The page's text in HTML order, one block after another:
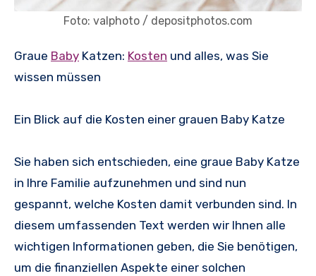
Foto: valphoto / depositphotos.com
Graue Baby Katzen: Kosten und alles, was Sie
wissen müssen
Ein Blick auf die Kosten einer grauen Baby Katze
Sie haben sich entschieden, eine graue Baby Katze
in Ihre Familie aufzunehmen und sind nun
gespannt, welche Kosten damit verbunden sind. In
diesem umfassenden Text werden wir Ihnen alle
wichtigen Informationen geben, die Sie benötigen,
um die finanziellen Aspekte einer solchen